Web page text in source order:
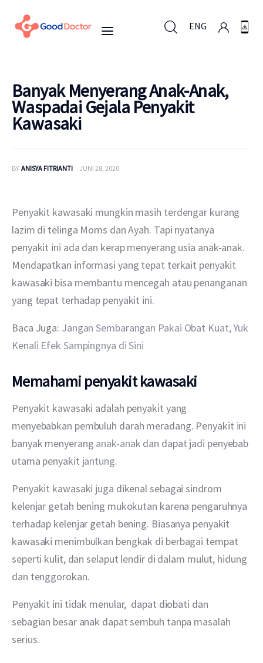
ENG
ENG
Untuk Bisnis
Layanan
Banyak Menyerang Anak-Anak,
Waspadai Gejala Penyakit
Kawasaki
BY ANISYA FITRIANTI JUNI 28, 2020
Penyakit kawasaki mungkin masih terdengar kurang
lazim di telinga Moms dan Ayah. Tapi nyatanya
penyakit ini ada dan kerap menyerang usia anak-anak.
Mendapatkan informasi yang tepat terkait penyakit
kawasaki bisa membantu mencegah atau penanganan
yang tepat terhadap penyakit ini.
Baca Juga: Jangan Sembarangan Pakai Obat Kuat, Yuk
Kenali Efek Sampingnya di Sini
Memahami penyakit kawasaki
Penyakit kawasaki adalah penyakit yang
menyebabkan pembuluh darah meradang. Penyakit ini
banyak menyerang anak-anak dan dapat jadi penyebab
utama penyakit jantung.
Penyakit kawasaki juga dikenal sebagai sindrom
kelenjar getah bening mukokutan karena pengaruhnya
terhadap kelenjar getah bening. Biasanya penyakit
kawasaki menimbulkan bengkak di berbagai tempat
seperti kulit, dan selaput lendir di dalam mulut, hidung
dan tenggorokan.
Penyakit ini tidak menular,  dapat diobati dan
sebagian besar anak dapat sembuh tanpa masalah
serius.